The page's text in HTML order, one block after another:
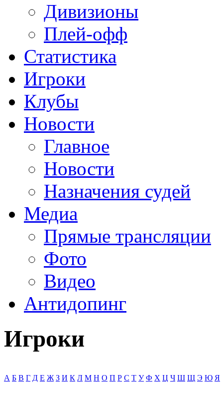
Дивизионы
Плей-офф
Статистика
Игроки
Клубы
Новости
Главное
Новости
Назначения судей
Медиа
Прямые трансляции
Фото
Видео
Антидопинг
Игроки
А Б В Г Д Е Ж З И К Л М Н О П Р С Т У Ф Х Ц Ч Ш Щ Э Ю Я